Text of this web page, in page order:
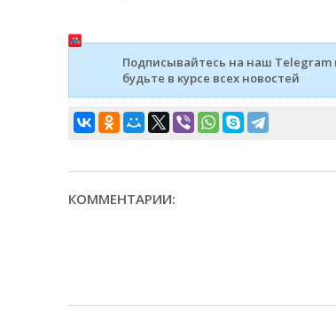
Подписывайтесь на наш Telegram
будьте в курсе всех новостей
КОММЕНТАРИИ: